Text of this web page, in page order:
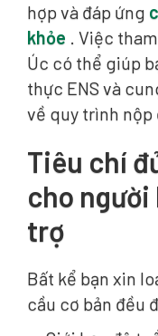
hợp và đáp ứng
khỏe . Việc
Úc có thể giúp
thực ENS và
về quy trình nộp
Tiêu chí
cho người
trợ
Bất kể bạn xin
cầu cơ bản đều